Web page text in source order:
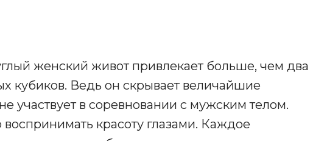
женский живот привлекает больше, чем два
кубиков. Ведь он скрывает величайшие
участвует в соревновании с мужским телом.
красоту глазами. Каждое